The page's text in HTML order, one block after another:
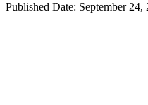
Published Date: September 24,